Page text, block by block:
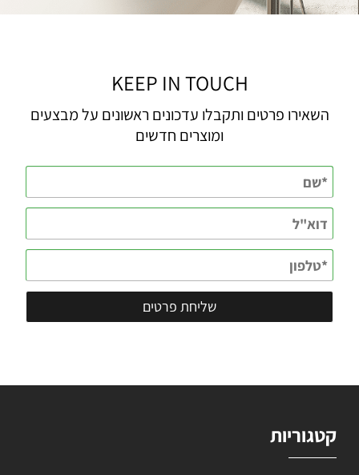
KEEP IN TOUCH
השאירו פרטים ותקבלו עדכונים ראשונים על מבצעים
ומוצרים חדשים
קטגוריות